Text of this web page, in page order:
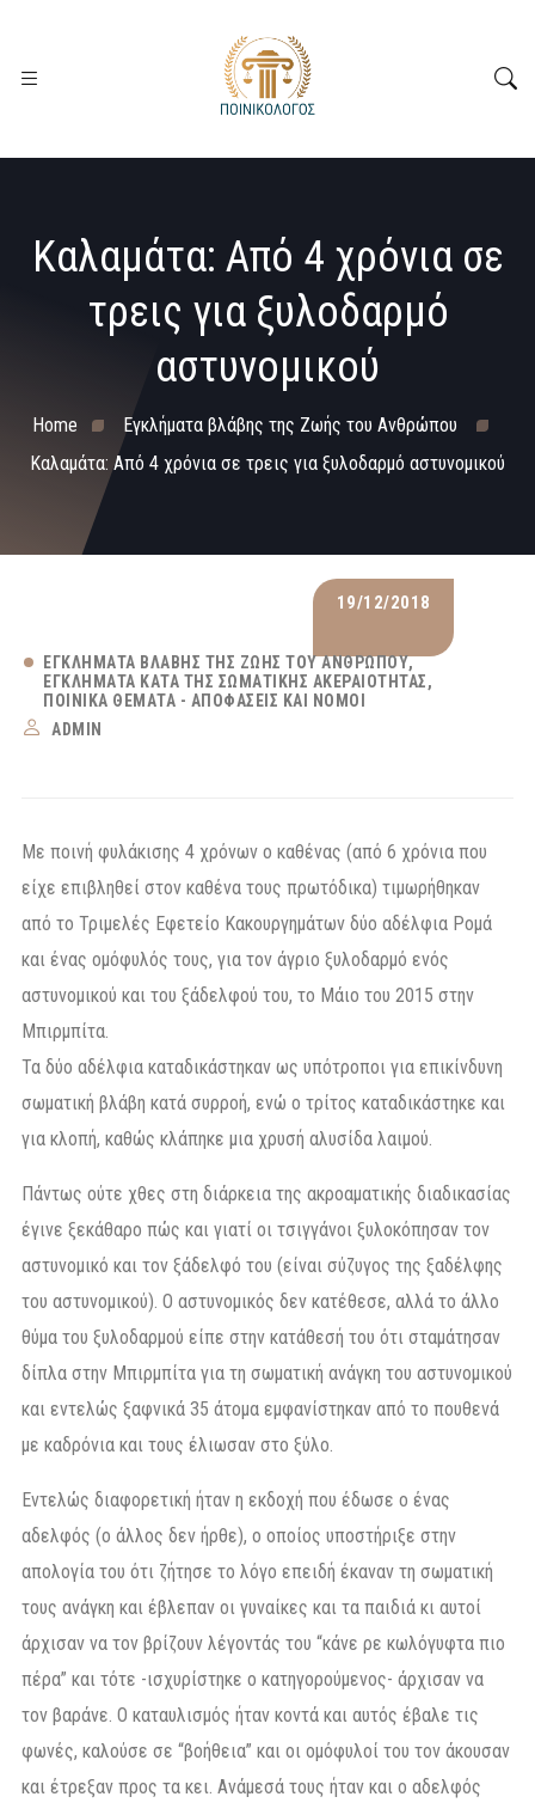
Καλαμάτα: Από 4 χρόνια σε
τρεις για ξυλοδαρμό
αστυνομικού
Home
Εγκλήματα βλάβης της Ζωής του Ανθρώπου
Καλαμάτα: Από 4 χρόνια σε τρεις για ξυλοδαρμό αστυνομικού
19/12/2018
ΕΓΚΛΉΜΑΤΑ ΒΛΆΒΗΣ ΤΗΣ ΖΩΉΣ ΤΟΥ ΑΝΘΡΏΠΟΥ
ΕΓΚΛΉΜΑΤΑ ΚΑΤΆ ΤΗΣ ΣΩΜΑΤΙΚΉΣ ΑΚΕΡΑΙΌΤΗΤΑΣ
ΠΟΙΝΙΚΆ ΘΈΜΑΤΑ - ΑΠΟΦΆΣΕΙΣ ΚΑΙ ΝΌΜΟΙ
ADMIN
Με ποινή φυλάκισης 4 χρόνων ο καθένας (από 6 χρόνια που
είχε επιβληθεί στον καθένα τους πρωτόδικα) τιμωρήθηκαν
από το Τριμελές Εφετείο Κακουργημάτων δύο αδέλφια Ρομά
και ένας ομόφυλός τους, για τον άγριο ξυλοδαρμό ενός
αστυνομικού και του ξάδελφού του, το Μάιο του 2015 στην
Μπιρμπίτα.
Τα δύο αδέλφια καταδικάστηκαν ως υπότροποι για επικίνδυνη
σωματική βλάβη κατά συρροή, ενώ ο τρίτος καταδικάστηκε και
για κλοπή, καθώς κλάπηκε μια χρυσή αλυσίδα λαιμού.
Πάντως ούτε χθες στη διάρκεια της ακροαματικής διαδικασίας
έγινε ξεκάθαρο πώς και γιατί οι τσιγγάνοι ξυλοκόπησαν τον
αστυνομικό και τον ξάδελφό του (είναι σύζυγος της ξαδέλφης
του αστυνομικού). Ο αστυνομικός δεν κατέθεσε, αλλά το άλλο
θύμα του ξυλοδαρμού είπε στην κατάθεσή του ότι σταμάτησαν
δίπλα στην Μπιρμπίτα για τη σωματική ανάγκη του αστυνομικού
και εντελώς ξαφνικά 35 άτομα εμφανίστηκαν από το πουθενά
με καδρόνια και τους έλιωσαν στο ξύλο.
Εντελώς διαφορετική ήταν η εκδοχή που έδωσε ο ένας
αδελφός (ο άλλος δεν ήρθε), ο οποίος υποστήριξε στην
απολογία του ότι ζήτησε το λόγο επειδή έκαναν τη σωματική
τους ανάγκη και έβλεπαν οι γυναίκες και τα παιδιά κι αυτοί
άρχισαν να τον βρίζουν λέγοντάς του “κάνε ρε κωλόγυφτα πιο
πέρα” και τότε -ισχυρίστηκε ο κατηγορούμενος- άρχισαν να
τον βαράνε. Ο καταυλισμός ήταν κοντά και αυτός έβαλε τις
φωνές, καλούσε σε “βοήθεια” και οι ομόφυλοί του τον άκουσαν
και έτρεξαν προς τα κει. Ανάμεσά τους ήταν και ο αδελφός